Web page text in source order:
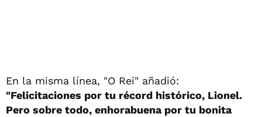
En la misma línea, "O Rei" añadió:
"Felicitaciones por tu récord histórico, Lionel.
Pero sobre todo, enhorabuena por tu bonita